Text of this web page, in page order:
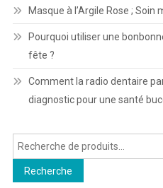
Masque à l’Argile Rose ;
Pourquoi utiliser une
fête ?
Comment la radio dentaire
diagnostic pour une santé
Recherche
pour :
Recherche